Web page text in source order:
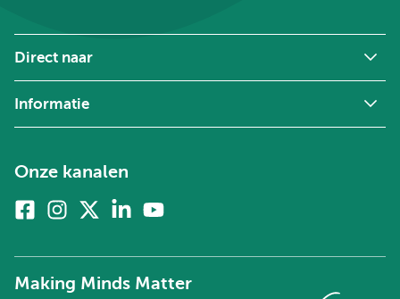
Direct naar
Informatie
Onze kanalen
FacebookInstagram
twitter)
Linkedin
Making Minds Matter